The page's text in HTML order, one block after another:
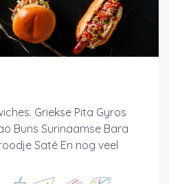
Griekse Pita Gyros
Buns Surinaamse Bara
Saté En nog veel